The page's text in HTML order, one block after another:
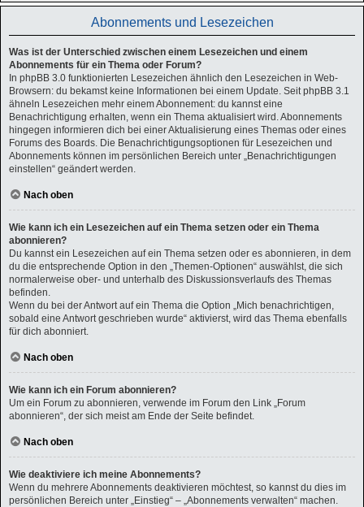
Abonnements und Lesezeichen
Was ist der Unterschied zwischen einem Lesezeichen und einem
Abonnements für ein Thema oder Forum?
In phpBB 3.0 funktionierten Lesezeichen ähnlich den Lesezeichen in Web-
Browsern: du bekamst keine Informationen bei einem Update. Seit phpBB 3.1
ähneln Lesezeichen mehr einem Abonnement: du kannst eine
Benachrichtigung erhalten, wenn ein Thema aktualisiert wird. Abonnements
hingegen informieren dich bei einer Aktualisierung eines Themas oder eines
Forums des Boards. Die Benachrichtigungsoptionen für Lesezeichen und
Abonnements können im persönlichen Bereich unter „Benachrichtigungen
einstellen“ geändert werden.
Nach oben
Wie kann ich ein Lesezeichen auf ein Thema setzen oder ein Thema
abonnieren?
Du kannst ein Lesezeichen auf ein Thema setzen oder es abonnieren, in dem
du die entsprechende Option in den „Themen-Optionen“ auswählst, die sich
normalerweise ober- und unterhalb des Diskussionsverlaufs des Themas
befinden.
Wenn du bei der Antwort auf ein Thema die Option „Mich benachrichtigen,
sobald eine Antwort geschrieben wurde“ aktivierst, wird das Thema ebenfalls
für dich abonniert.
Nach oben
Wie kann ich ein Forum abonnieren?
Um ein Forum zu abonnieren, verwende im Forum den Link „Forum
abonnieren“, der sich meist am Ende der Seite befindet.
Nach oben
Wie deaktiviere ich meine Abonnements?
Wenn du mehrere Abonnements deaktivieren möchtest, so kannst du dies im
persönlichen Bereich unter „Einstieg“ – „Abonnements verwalten“ machen.